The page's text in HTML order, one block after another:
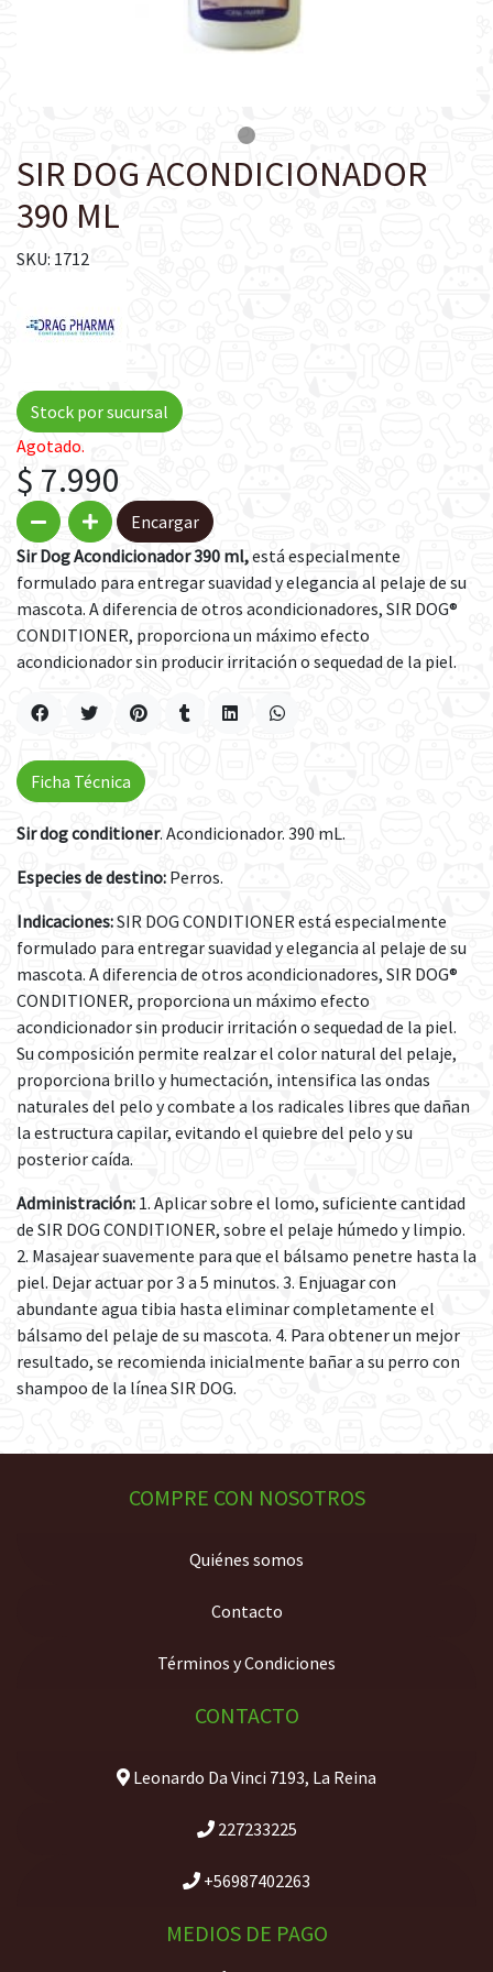
SIR DOG ACONDICIONADOR
390 ML
SKU: 1712
Stock por sucursal
Agotado.
$ 7.990
Encargar
Sir Dog Acondicionador 390 ml,está especialmente
formulado para entregar suavidad y elegancia al pelaje de su
mascota. A diferencia de otros acondicionadores, SIR DOG®
CONDITIONER, proporciona un máximo efecto
acondicionador sin producir irritación o sequedad de la piel.
Sir dog conditioner. Acondicionador. 390 mL.
Especies de destino: Perros.
Indicaciones:SIR DOG CONDITIONER está especialmente
formulado para entregar suavidad y elegancia al pelaje de su
mascota. A diferencia de otros acondicionadores, SIR DOG®
CONDITIONER, proporciona un máximo efecto
acondicionador sin producir irritación o sequedad de la piel.
Su composición permite realzar el color natural del pelaje,
proporciona brillo y humectación, intensifica las ondas
naturales del pelo y combate a los radicales libres que dañan
la estructura capilar, evitando el quiebre del pelo y su
posterior caída.
Administración: 1. Aplicar sobre el lomo, suficiente cantidad
de SIR DOG CONDITIONER, sobre el pelaje húmedo y limpio.
2. Masajear suavemente para que el bálsamo penetre hasta la
piel. Dejar actuar por 3 a 5 minutos. 3. Enjuagar con
abundante agua tibia hasta eliminar completamente el
bálsamo del pelaje de su mascota. 4. Para obtener un mejor
resultado, se recomienda inicialmente bañar a su perro con
shampoo de la línea SIR DOG.
Ficha Técnica
COMPRE CON NOSOTROS
Quiénes somos
Contacto
Términos y Condiciones
CONTACTO
Leonardo Da Vinci 7193, La Reina
227233225
+56987402263
MEDIOS DE PAGO